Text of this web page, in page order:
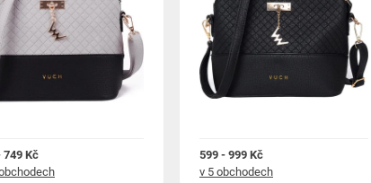
749 Kč
599 - 999 Kč
v 5 obchodech